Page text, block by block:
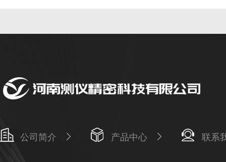
公司简介 产品中心 联系